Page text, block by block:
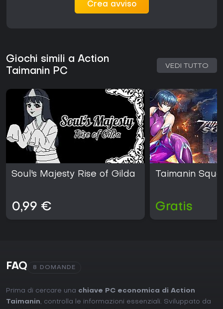
Crea avviso
Giochi simili a Action
Taimanin PC
VEDI TUTTO
Soul's Majesty Rise of Gilda
0,99 €
Taimanin
Gratis
FAQ 8 DOMANDE
Prima di cercare una chiave PC economica di Action
Taimanin, controlla le informazioni essenziali. Sviluppato da